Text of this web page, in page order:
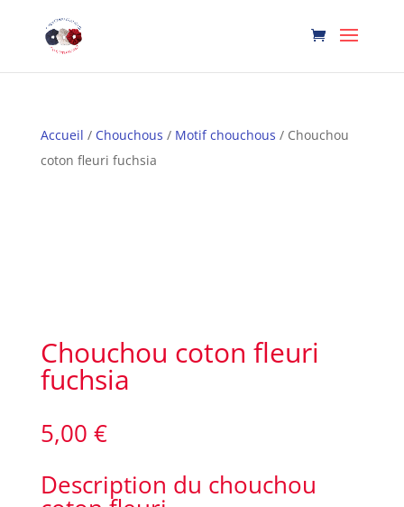
Accueil / Chouchous / Motif chouchous / Chouchou
coton fleuri fuchsia
Chouchou coton fleuri
fuchsia
5,00 €
Description du chouchou